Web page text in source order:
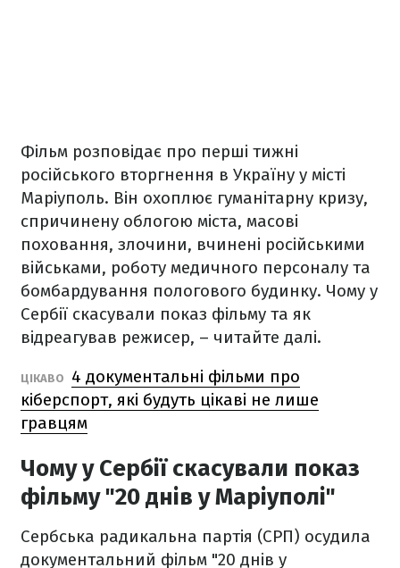
Фільм розповідає про перші тижні
російського вторгнення в Україну у місті
Маріуполь. Він охоплює гуманітарну кризу,
спричинену облогою міста, масові
поховання, злочини, вчинені російськими
військами, роботу медичного персоналу та
бомбардування пологового будинку. Чому у
Сербії скасували показ фільму та як
відреагував режисер, – читайте далі.
ЦІКАВО
4 документальні фільми про
кіберспорт, які будуть цікаві не лише
гравцям
Чому у Сербії скасували показ
фільму "20 днів у Маріуполі"
Сербська радикальна партія (СРП) осудила
документальний фільм "20 днів у